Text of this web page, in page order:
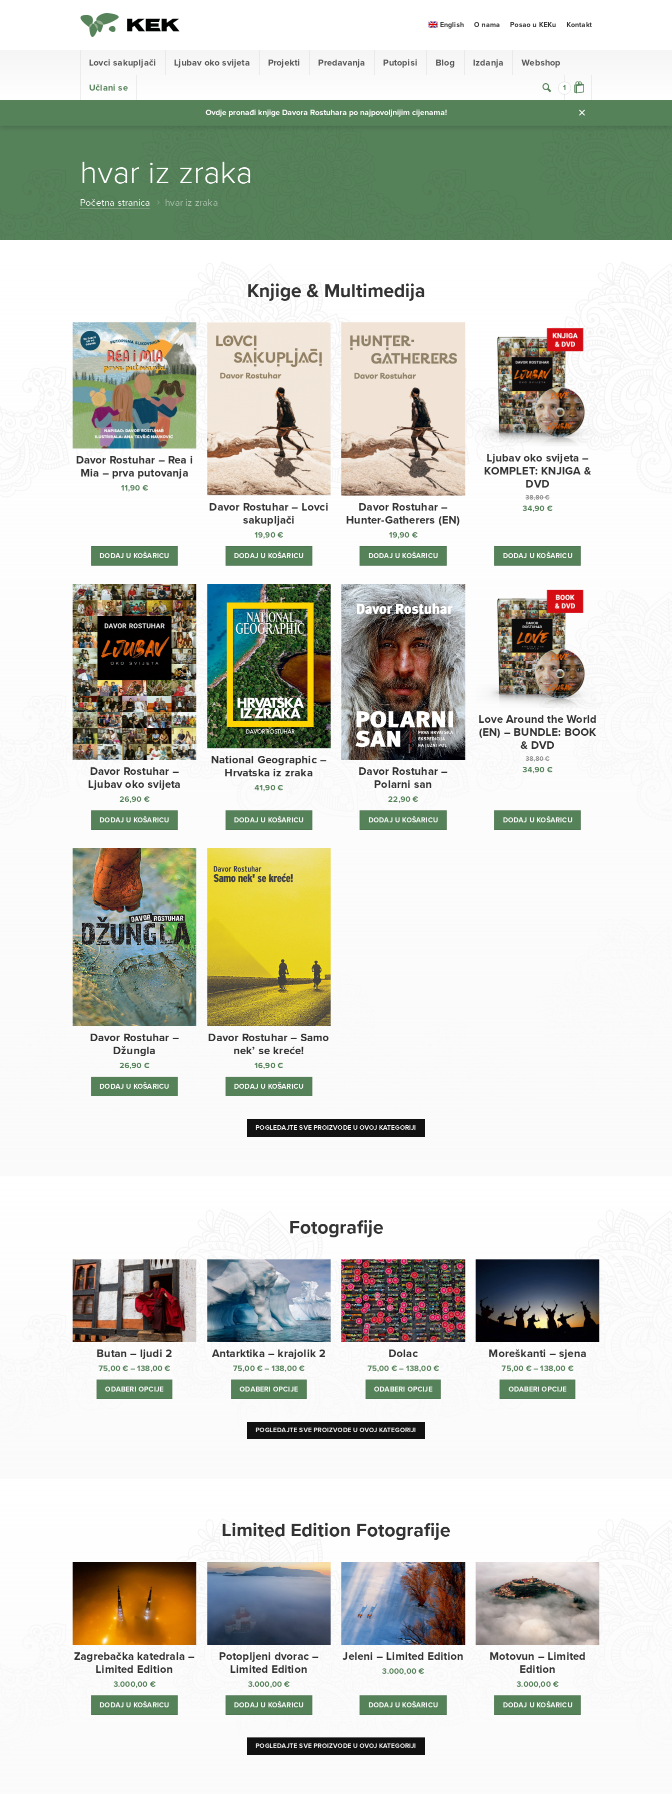
1
Lovci sakupljači Ljubav oko svijeta Projekti Predavanja Putopisi Blog Izdanja Webshop
Učlani se
English O nama Posao u KEKu Kontakt
Ovdje pronađi knjige Davora Rostuhara po najpovoljnijim cijenama!
hvar iz zraka
Početna stranica hvar iz zraka
Knjige & Multimedija
Davor Rostuhar – Rea i
Mia – prva putovanja
11,90 €
DODAJ U KOŠARICU
Davor Rostuhar – Lovci
sakupljači
19,90€
DODAJ U KOŠARICU
Davor Rostuhar –
Hunter-Gatherers (EN)
19,90 €
DODAJ U KOŠARICU
Ljubav oko svijeta –
KOMPLET: KNJIGA &
DVD
38,80€
Izvorna
je:
38,80 €.
34,90 €
je:
34,90 €.
DODAJ U KOŠARICU
Davor Rostuhar –
Ljubav oko svijeta
26,90 €
DODAJ U KOŠARICU
National Geographic –
Hrvatska iz zraka
41,90€
DODAJ U KOŠARICU
Davor Rostuhar –
Polarni san
22,90€
DODAJ U KOŠARICU
Love Around the World
(EN) – BUNDLE: BOOK
& DVD
38,80€
Izvorna
je:
38,80 €.
34,90 €
je:
34,90 €.
DODAJ U KOŠARICU
Davor Rostuhar –
Džungla
26,90 €
DODAJ U KOŠARICU
Davor Rostuhar – Samo
nek’ se kreće!
16,90€
DODAJ U KOŠARICU
POGLEDAJTE SVE PROIZVODE U OVOJ KATEGORIJI
Fotografije
Butan – ljudi 2
75,00€ – 138,00€
ODABERI OPCIJE
Antarktika – krajolik 2
75,00 € – 138,00€
138,00 €
ODABERI OPCIJE
Dolac
75,00 € – 138,00 €
cijena:
ODABERI OPCIJE
Moreškanti – sjena
75,00 € – 138,00 €Raspon
cijena:
ODABERI OPCIJE
POGLEDAJTE SVE PROIZVODE U OVOJ KATEGORIJI
Limited Edition Fotografije
Zagrebačka katedrala –
Limited Edition
3.000,00 €
DODAJ U KOŠARICU
Potopljeni dvorac –
Limited Edition
3.000,00€
DODAJ U KOŠARICU
Jeleni – Limited Edition
3.000,00€
DODAJ U KOŠARICU
Motovun – Limited
Edition
3.000,00 €
DODAJ U KOŠARICU
POGLEDAJTE SVE PROIZVODE U OVOJ KATEGORIJI